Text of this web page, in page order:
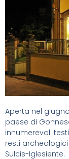
Aperta nel
paese di
innumerevoli
resti
Sulcis-Iglesiente.